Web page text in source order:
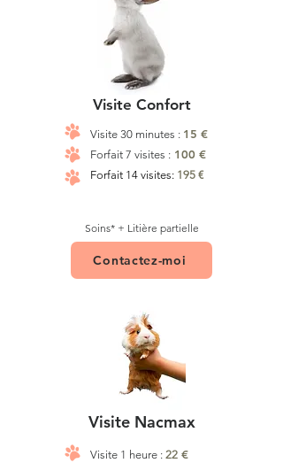
Visite Confort
Visite 30 minutes : 15 €
Forfait 7 visites : 100 €
Forfait 14 visites: 195 €
Soins* + Litière partielle
Contactez-moi
Visite Nacmax
Visite 1 heure : 22 €